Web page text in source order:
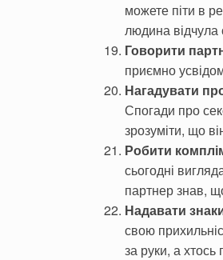
можете піти в
людина відчула
Говорити
приємно
Нагадувати
Спогади про
зрозуміти, що
Робити
сьогодні
партнер знав,
Надавати
свою
за руки, а